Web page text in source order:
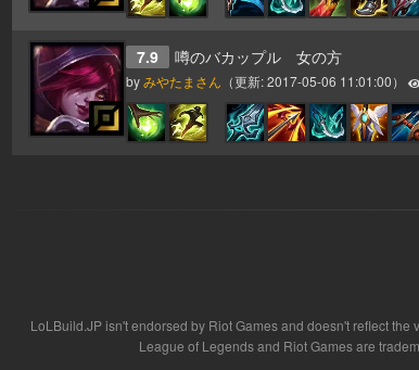
7.9 噂のバカップル 女の方
byみやたまさん （更新:2017-05-06 11:01:00）
LoLBuild.JP isn't endorsed by Riot Games and doesn't reflect
League of Legends and Riot Games are